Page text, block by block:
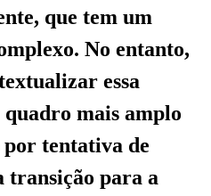
que tem um
No entanto,
essa
mais amplo
por tentativa de
transição para a